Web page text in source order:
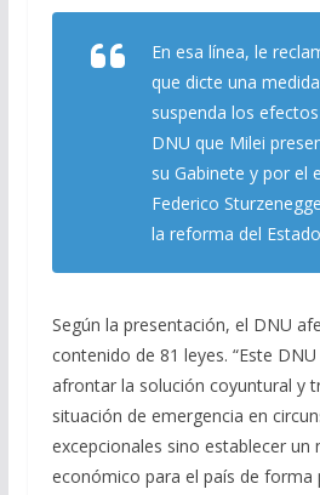
En esa línea, le
que dicte una
suspenda los
DNU que Milei
su Gabinete y por el
Federico
la reforma del
Según la presentación, el DNU
contenido de 81 leyes. “Este
afrontar la solución coyuntural y
situación de emergencia en
excepcionales sino establecer un
económico para el país de forma